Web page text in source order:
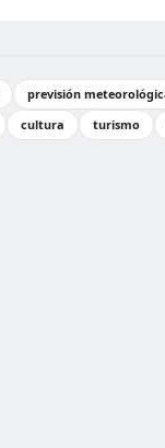
previsión
cultura turismo